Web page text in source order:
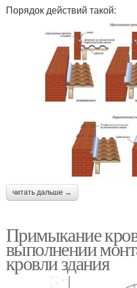
Порядок действий такой:
читать дальше →
Примыкание
выполнении
кровли здания